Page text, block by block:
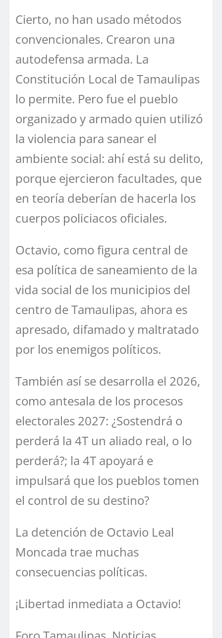
Cierto, no han usado métodos
convencionales. Crearon una
autodefensa armada. La
Constitución Local de Tamaulipas
lo permite. Pero fue el pueblo
organizado y armado quien utilizó
la violencia para sanear el
ambiente social: ahí está su delito,
porque ejercieron facultades, que
en teoría deberían de hacerla los
cuerpos policiacos oficiales.
Octavio, como figura central de
esa política de saneamiento de la
vida social de los municipios del
centro de Tamaulipas, ahora es
apresado, difamado y maltratado
por los enemigos políticos.
También así se desarrolla el 2026,
como antesala de los procesos
electorales 2027: ¿Sostendrá o
perderá la 4T un aliado real, o lo
perderá?; la 4T apoyará e
impulsará que los pueblos tomen
el control de su destino?
La detención de Octavio Leal
Moncada trae muchas
consecuencias políticas.
¡Libertad inmediata a Octavio!